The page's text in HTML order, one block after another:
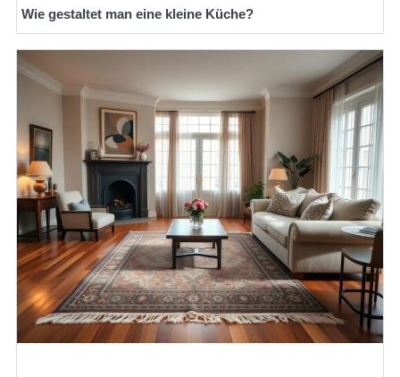
Wie gestaltet man eine kleine Küche?